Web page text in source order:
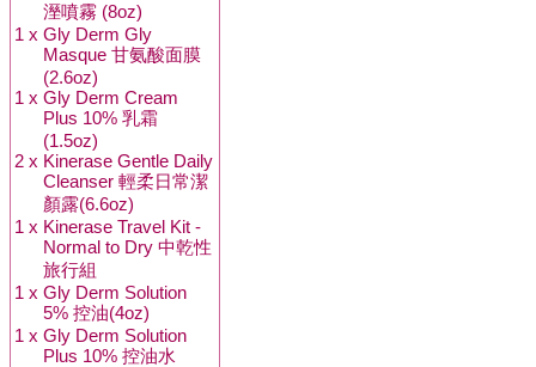
溼噴霧 (8oz)
1 x Gly Derm Gly
Masque 甘氨酸面膜
(2.6oz)
1 x Gly Derm Cream
Plus 10% 乳霜
(1.5oz)
2 x Kinerase Gentle Daily
Cleanser 輕柔日常潔
顏露(6.6oz)
1 x Kinerase Travel Kit -
Normal to Dry 中乾性
旅行組
1 x Gly Derm Solution
5% 控油(4oz)
1 x Gly Derm Solution
Plus 10% 控油水